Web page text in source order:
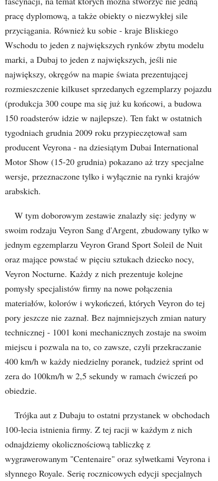
pracę dyplomową, a także obiekty o niezwykłej sile
przyciągania. Również ku sobie - kraje Bliskiego
Wschodu to jeden z największych rynków zbytu modelu
marki, a Dubaj to jeden z największych, jeśli nie
największy, okręgów na mapie świata prezentującej
rozmieszczenie kilkuset sprzedanych egzemplarzy pojazdu
(produkcja 300 coupe ma się już ku końcowi, a budowa
150 roadsterów idzie w najlepsze). Ten fakt w ostatnich
tygodniach grudnia 2009 roku przypieczętował sam
producent Veyrona - na dziesiątym Dubai International
Motor Show (15-20 grudnia) pokazano aż trzy specjalne
wersje, przeznaczone tylko i wyłącznie na rynki krajów
arabskich.
W tym doborowym zestawie znalazły się: jedyny w
swoim rodzaju Veyron Sang d'Argent, zbudowany tylko w
jednym egzemplarzu Veyron Grand Sport Soleil de Nuit
oraz mające powstać w pięciu sztukach dziecko nocy,
Veyron Nocturne. Każdy z nich prezentuje kolejne
pomysły specjalistów firmy na nowe połączenia
materiałów, kolorów i wykończeń, których Veyron do tej
pory jeszcze nie zaznał. Bez najmniejszych zmian natury
technicznej - 1001 koni mechanicznych zostaje na swoim
miejscu i pozwala na to, co zawsze, czyli przekraczanie
400 km/h w każdy niedzielny poranek, tudzież sprint od
zera do 100km/h w 2,5 sekundy w ramach ćwiczeń po
obiedzie.
Trójka aut z Dubaju to ostatni przystanek w obchodach
100-lecia istnienia firmy. Z tej racji w każdym z nich
odnajdziemy okolicznościową tabliczkę z
wygrawerowanym "Centenaire" oraz sylwetkami Veyrona i
słynnego Royale. Serię rocznicowych edycji specjalnych